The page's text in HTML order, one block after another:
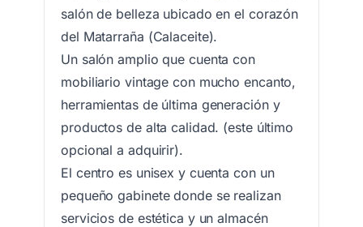
salón de belleza ubicado en el corazón
del Matarraña (Calaceite).
Un salón amplio que cuenta con
mobiliario vintage con mucho encanto,
herramientas de última generación y
productos de alta calidad. (este último
opcional a adquirir).
El centro es unisex y cuenta con un
pequeño gabinete donde se realizan
servicios de estética y un almacén